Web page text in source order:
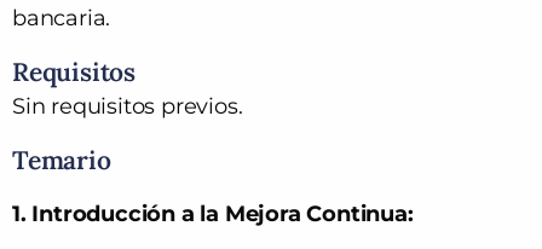
bancaria.
Requisitos
Sin requisitos previos.
Temario
1. Introducción a la Mejora Continua: